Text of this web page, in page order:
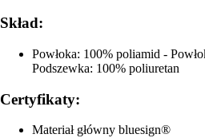
Skład:
Powłoka: 100% poliamid -
Podszewka: 100% poliuretan
Certyfikaty:
Materiał główny bluesign®